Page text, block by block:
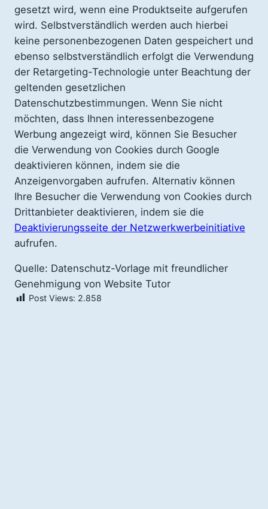
gesetzt wird, wenn eine Produktseite aufgerufen
wird. Selbstverständlich werden auch hierbei
keine personenbezogenen Daten gespeichert und
ebenso selbstverständlich erfolgt die Verwendung
der Retargeting-Technologie unter Beachtung der
geltenden gesetzlichen
Datenschutzbestimmungen. Wenn Sie nicht
möchten, dass Ihnen interessenbezogene
Werbung angezeigt wird, können Sie Besucher
die Verwendung von Cookies durch Google
deaktivieren können, indem sie die
Anzeigenvorgaben aufrufen. Alternativ können
Ihre Besucher die Verwendung von Cookies durch
Drittanbieter deaktivieren, indem sie die
Deaktivierungsseite der Netzwerkwerbeinitiative
aufrufen.
Quelle: Datenschutz-Vorlage mit freundlicher
Genehmigung von Website Tutor
Post Views: 2.858